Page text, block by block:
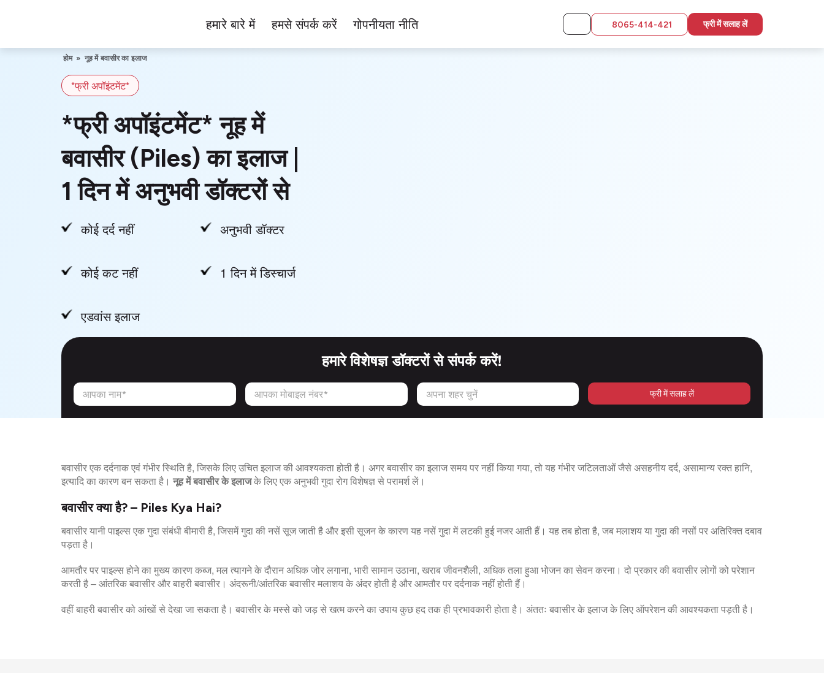
content
Ka
हमारे बारे में हमसे संपर्क करें गोपनीयता नीति 8065-414-421 फ्री में सलाह लें
होम » नूह में बवासीर का इलाज
*फ्री अपॉइंटमेंट*
*फ्री अपॉइंटमेंट* नूह में
बवासीर (Piles) का इलाज |
1 दिन में अनुभवी डॉक्टरों से
कोई दर्द नहीं अनुभवी डॉक्टर
कोई कट नहीं 1 दिन में डिस्चार्ज
एडवांस इलाज
हमारे विशेषज्ञ डॉक्टरों से संपर्क करें!
आपका नाम* आपका मोबाइल नंबर* अपना शहर चुनें फ्री में सलाह लें
बवासीर एक दर्दनाक एवं गंभीर स्थिति है, जिसके लिए उचित इलाज की आवश्यकता होती है। अगर बवासीर का इलाज समय पर नहीं किया गया, तो यह गंभीर जटिलताओं जैसे असहनीय दर्द, असामान्य रक्त हानि,
इत्यादि का कारण बन सकता है। नूह में बवासीर के इलाजके लिए एक अनुभवी गुदा रोग विशेषज्ञ से परामर्श लें।
बवासीर क्या है? – Piles Kya Hai?
बवासीर यानी पाइल्स एक गुदा संबंधी बीमारी है, जिसमें गुदा की नसें सूज जाती है और इसी सूजन के कारण यह नसें गुदा में लटकी हुई नजर आती हैं। यह तब होता है, जब मलाशय या गुदा की नसों पर अतिरिक्त दबाव
पड़ता है।
आमतौर पर पाइल्स होने का मुख्य कारण कब्ज, मल त्यागने के दौरान अधिक जोर लगाना, भारी सामान उठाना, खराब जीवनशैली, अधिक तला हुआ भोजन का सेवन करना। दो प्रकार की बवासीर लोगों को परेशान
करती है – आंतरिक बवासीर और बाहरी बवासीर। अंदरूनी/आंतरिक बवासीर मलाशय के अंदर होती है और आमतौर पर दर्दनाक नहीं होती हैं।
वहीं बाहरी बवासीर को आंखों से देखा जा सकता है। बवासीर के मस्से को जड़ से खत्म करने का उपाय कुछ हद तक ही प्रभावकारी होता है। अंततः बवासीर के इलाज के लिए ऑपरेशन की आवश्यकता पड़ती है।